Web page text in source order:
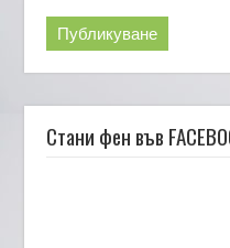
Стани фен във